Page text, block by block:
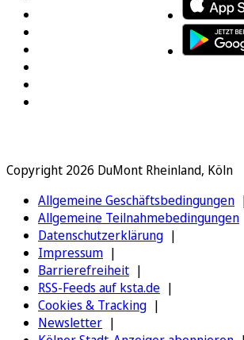
Copyright 2026 DuMont Rheinland, Köln
Allgemeine Geschäftsbedingungen
Allgemeine Teilnahmebedingungen
Datenschutzerklärung
Impressum
Barrierefreiheit
RSS-Feeds auf ksta.de
Cookies & Tracking
Newsletter